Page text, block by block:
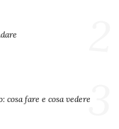
cosa fare e cosa vedere
3